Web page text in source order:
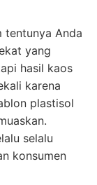
tentunya Anda
yang
hasil kaos
karena
plastisol
selalu
konsumen